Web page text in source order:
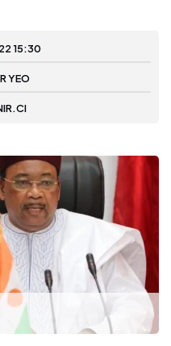
15:30
YEO